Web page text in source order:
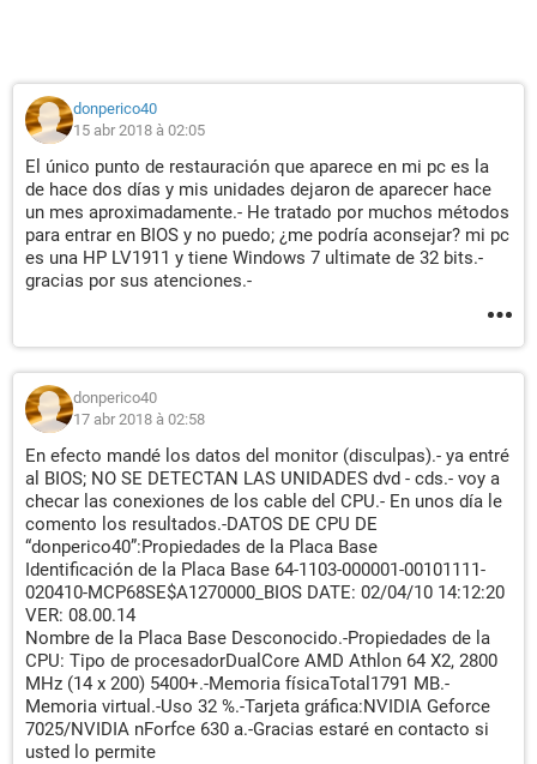
donperico40
15 abr 2018 à 02:05
El único punto de restauración que aparece en mi pc es la
de hace dos días y mis unidades dejaron de aparecer hace
un mes aproximadamente.- He tratado por muchos métodos
para entrar en BIOS y no puedo; ¿me podría aconsejar? mi pc
es una HP LV1911 y tiene Windows 7 ultimate de 32 bits.-
gracias por sus atenciones.-
donperico40
17 abr 2018 à 02:58
En efecto mandé los datos del monitor (disculpas).- ya entré
al BIOS; NO SE DETECTAN LAS UNIDADES dvd - cds.- voy a
checar las conexiones de los cable del CPU.- En unos día le
comento los resultados.-DATOS DE CPU DE
“donperico40”:Propiedades de la Placa Base
Identificación de la Placa Base 64-1103-000001-00101111-
020410-MCP68SE$A1270000_BIOS DATE: 02/04/10 14:12:20
VER: 08.00.14
Nombre de la Placa Base Desconocido.-Propiedades de la
CPU: Tipo de procesadorDualCore AMD Athlon 64 X2, 2800
MHz (14 x 200) 5400+.-Memoria físicaTotal1791 MB.-
Memoria virtual.-Uso 32 %.-Tarjeta gráfica:NVIDIA Geforce
7025/NVIDIA nForfce 630 a.-Gracias estaré en contacto si
usted lo permite